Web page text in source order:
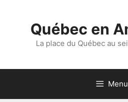
Québec en
La place du Québec au
Menu